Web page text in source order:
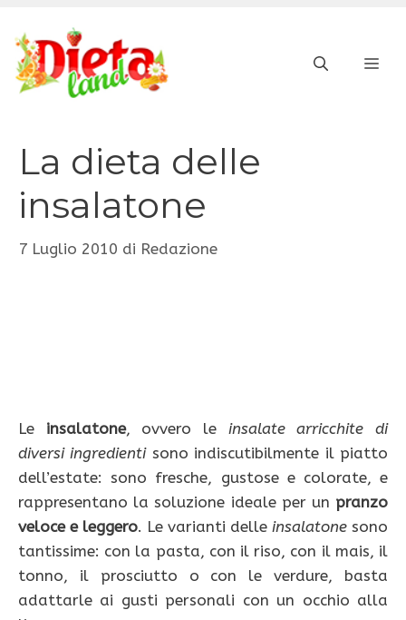
contenuto
La dieta delle
insalatone
7 Luglio 2010 di Redazione
Le insalatone, ovvero le insalate arricchite di
diversi ingredientisono indiscutibilmente il piatto
dell’estate: sono fresche, gustose e colorate, e
rappresentano la soluzione ideale per un pranzo
veloce e leggero. Le varianti delle insalatone sono
tantissime: con la pasta, con il riso, con il mais, il
tonno, il prosciutto o con le verdure, basta
adattarle ai gusti personali con un occhio alla